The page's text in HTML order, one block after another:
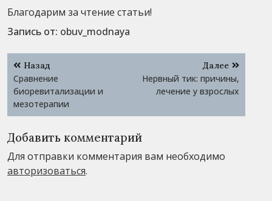
Благодарим за чтение статьи!
Запись от: obuv_modnaya
Навигация
по
записям
Назад
Сравнение
биоревитализации и
мезотерапии
Далее
Нервный тик: причины,
лечение у взрослых
Добавить комментарий
Для отправки комментария вам необходимо
авторизоваться.